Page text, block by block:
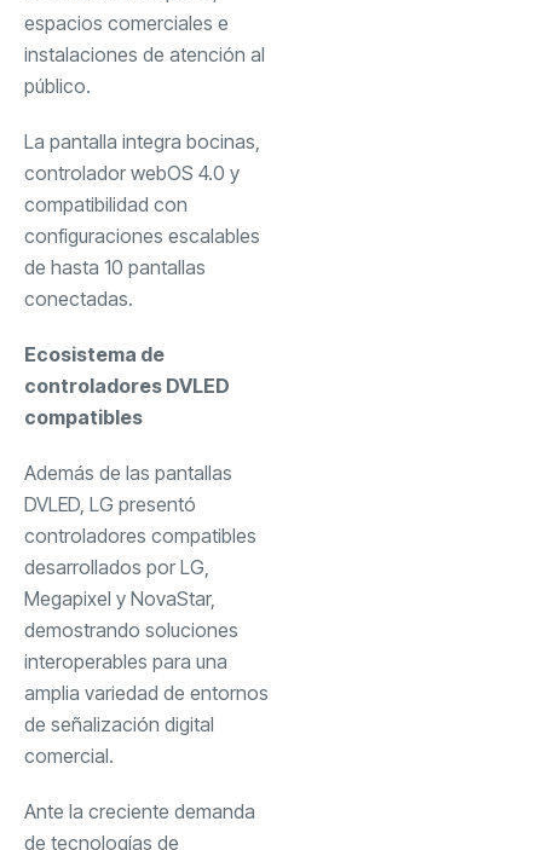
espacios comerciales e
instalaciones de atención al
público.
La pantalla integra bocinas,
controlador webOS 4.0 y
compatibilidad con
configuraciones escalables
de hasta 10 pantallas
conectadas.
Ecosistema de
controladores DVLED
compatibles
Además de las pantallas
DVLED, LG presentó
controladores compatibles
desarrollados por LG,
Megapixel y NovaStar,
demostrando soluciones
interoperables para una
amplia variedad de entornos
de señalización digital
comercial.
Ante la creciente demanda
de tecnologías de